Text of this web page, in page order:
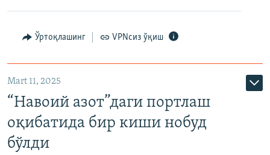
Ўртоқлашинг VPNсиз ўқиш
Mart 11, 2025
“Навоий азот”даги портлаш
оқибатида бир киши нобуд
бўлди